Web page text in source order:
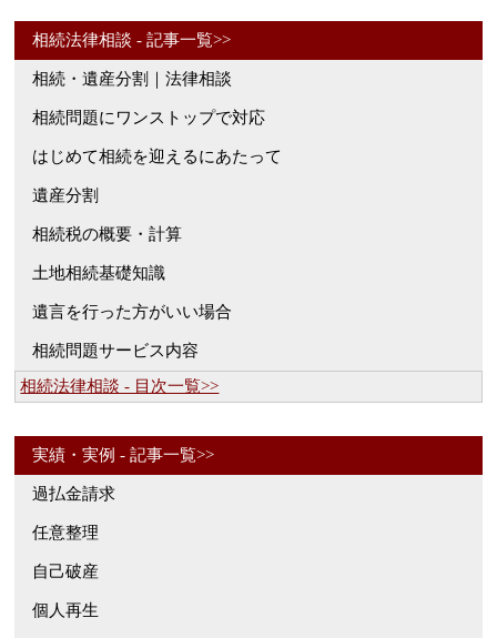
相続法律相談 - 記事一覧>>
相続・遺産分割｜法律相談
相続問題にワンストップで対応
はじめて相続を迎えるにあたって
遺産分割
相続税の概要・計算
土地相続基礎知識
遺言を行った方がいい場合
相続問題サービス内容
相続法律相談 - 目次一覧>>
実績・実例 - 記事一覧>>
過払金請求
任意整理
自己破産
個人再生